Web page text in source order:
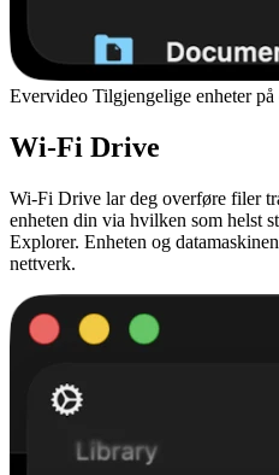
Evervideo Tilgjengelige enheter
Wi-Fi Drive
Wi-Fi Drive lar deg overføre filer
enheten din via hvilken som helst
Explorer. Enheten og
nettverk.